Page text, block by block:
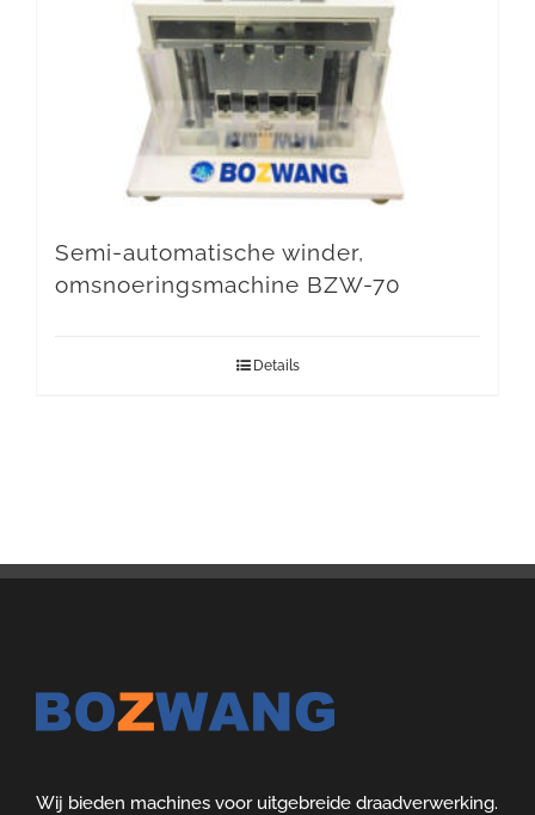
Semi-automatische winder,
omsnoeringsmachine BZW-70
Details
Wij bieden machines voor uitgebreide draadverwerking.